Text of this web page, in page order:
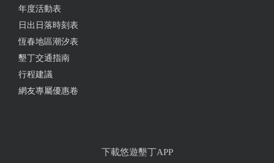
年度活動表
日出日落時刻表
恆春地區潮汐表
墾丁交通指南
行程建議
網友專屬優惠卷
下載悠遊墾丁APP